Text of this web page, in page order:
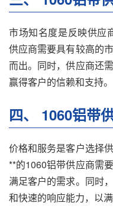
市场知名度是反映供应
供应商需要具有较高的
而出。同时，供应商还
赢得客户的信赖和支持。
四、 1060铝带
价格和服务是客户选择
**的1060铝带供应商需
满足客户的需求。同时
和快速的响应能力，以